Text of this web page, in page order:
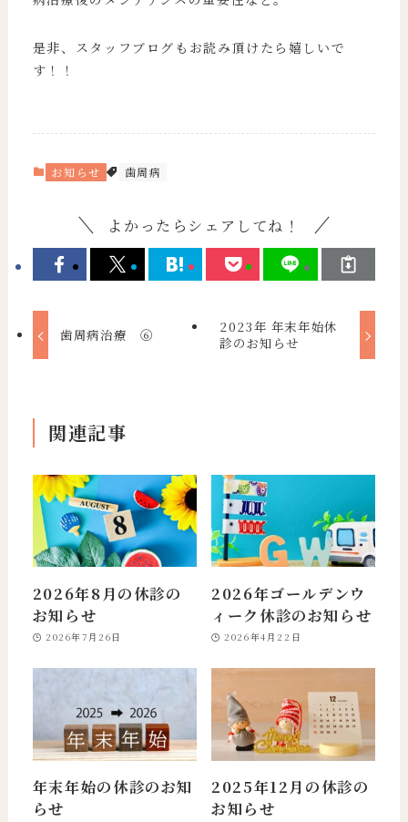
是非、スタッフブログもお読み頂けたら嬉しいで
す！！
お知らせ 歯周病
よかったらシェアしてね！
歯周病治療 ➅
2023年 年末年始休
診のお知らせ
関連記事
2026年8月の休診の
お知らせ
2026年7月26日
2026年ゴールデンウ
ィーク休診のお知らせ
2026年4月22日
年末年始の休診のお知
らせ
2025年12月の休診の
お知らせ